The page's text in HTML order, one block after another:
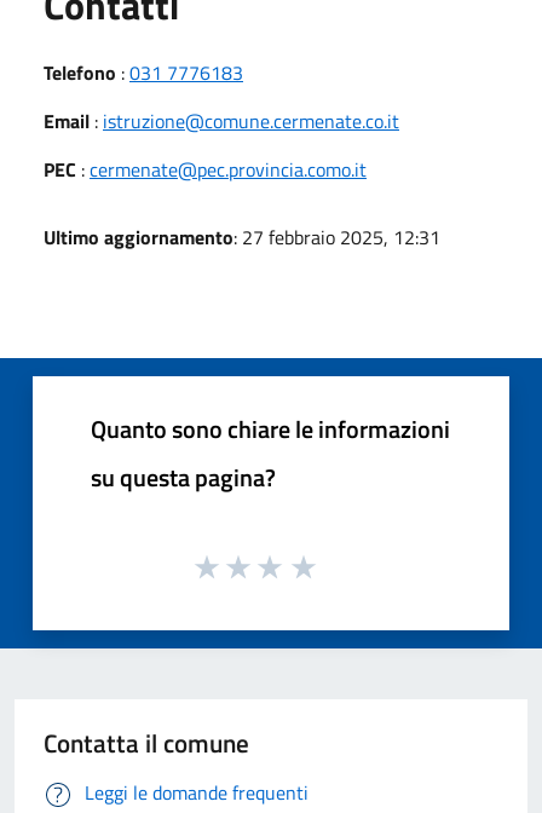
Telefono :031 7776183
Email : istruzione@comune.cermenate.co.it
PEC :cermenate@pec.provincia.como.it
Ultimo aggiornamento: 27 febbraio 2025, 12:31
Quanto sono chiare le informazioni
su questa pagina?
Contatta il comune
Leggi le domande frequenti